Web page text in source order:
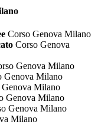
Corso Genova Milano
Corso Genova
Genova Milano
Genova Milano
Genova Milano
Genova Milano
Genova Milano
Milano